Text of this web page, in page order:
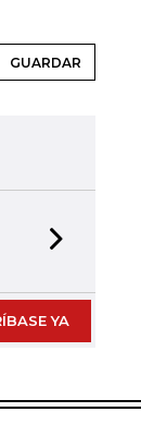
GUARDAR
YA